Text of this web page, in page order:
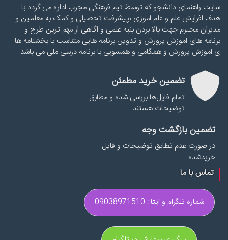
سایت راهنمای دانشجو که توسط تیم فرهنگی مجرب اداره می گردد با
هدف افزایش علم و علم اموزی ،پیشرفت تحصیلی و کمک به معلمین و
مدیران محترم جهت بالا بردن بنیه علمی و اگاهی از مهم ترین طرح و
برنامه های اموزش پرورش و تدوین برنامه هایی متناسب با بخشنامه ها
ی اموزش پرورش و همگامی و همسویی با برنامه درسی ملی می باشد…
تضمین خرید مطمئن
تمام فایل‌ها بررسی شده و مطابق
توضیحات هستند
تضمین بازگشت وجه
در صورت عدم تطابق توضیحات و فایل
خریدشده
تماس با ما
شماره تلگرام و ایتا : 09038971510